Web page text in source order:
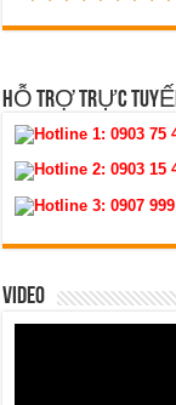
HỖ TRỢ TRỰC
Hotline 1:0903 75
Hotline 2:0903 15
Hotline 3:0907
VIDEO